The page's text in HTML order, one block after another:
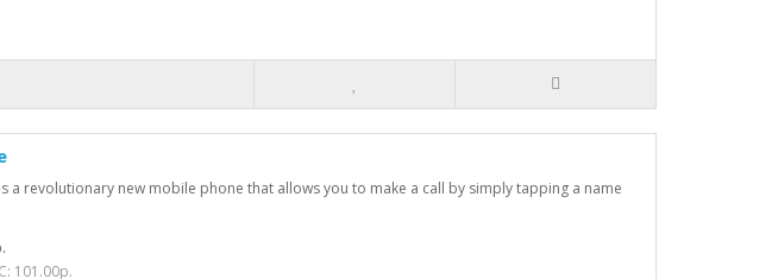
a revolutionary new mobile phone that allows you to make a call by simply tapping a name
101.00р.